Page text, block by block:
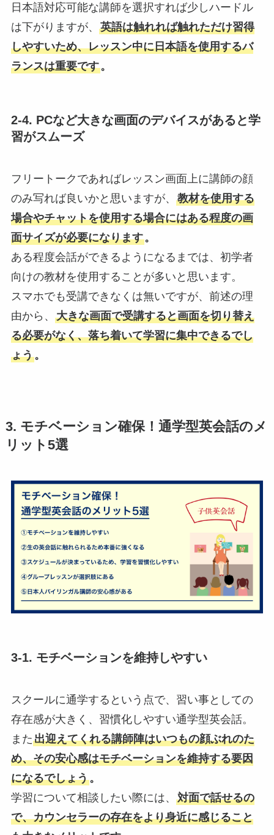
日本語対応可能な講師を選択すれば少しハードル
は下がりますが、 英語は触れれば触れただけ習得
しやすいため、レッスン中に日本語を使用するバ
ランスは重要です。
2-4. PCなど大きな画面のデバイスがあると学
習がスムーズ
フリートークであればレッスン画面上に講師の顔
のみ写れば良いかと思いますが、 教材を使用する
場合やチャットを使用する場合にはある程度の画
面サイズが必要になります。
ある程度会話ができるようになるまでは、初学者
向けの教材を使用することが多いと思います。
スマホでも受講できなくは無いですが、前述の理
由から、 大きな画面で受講すると画面を切り替え
る必要がなく、落ち着いて学習に集中できるでし
ょう。
3. モチベーション確保！通学型英会話のメ
リット5選
3-1. モチベーションを維持しやすい
スクールに通学するという点で、習い事としての
存在感が大きく、習慣化しやすい通学型英会話。
また出迎えてくれる講師陣はいつもの顔ぶれのた
め、その安心感はモチベーションを維持する要因
になるでしょう。
学習について相談したい際には、 対面で話せるの
で、カウンセラーの存在をより身近に感じること